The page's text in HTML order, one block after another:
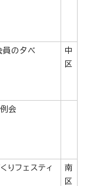
の夕べ
中
区
会
りフェスティ
南
区